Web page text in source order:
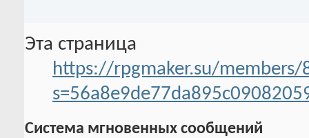
Эта страница
https://rpgmaker.su/
Система мгновенных сообщений